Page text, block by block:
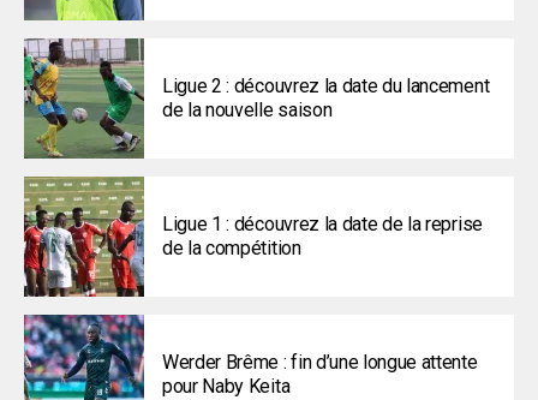
Ligue 2 : découvrez la date du lancement
de la nouvelle saison
Ligue 1 : découvrez la date de la reprise
de la compétition
Werder Brême : fin d’une longue attente
pour Naby Keita